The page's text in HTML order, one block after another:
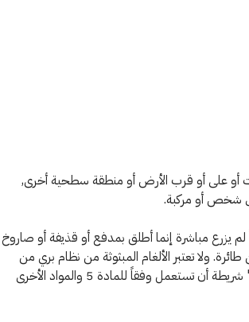
على أو قرب الأرض أو منطقة سطحية أخرى,
شخص أو مركبة.
يزرع مباشرة إنما أطلق بمدفع أو قذيفة أو صاروخ
ولا تعتبر الألغام المبثوثة من نظام بري من
على بعد يقل عن 500 متر, " مبثوثة عن بعد " شريطة أن تستعمل وفقاً للمادة 5 والمواد الأخرى